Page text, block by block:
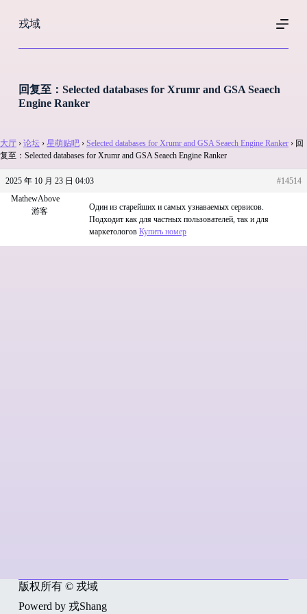
过
戎域
回复至：Selected databases for Xrumr and GSA Seaech
Engine Ranker
大厅 › 论坛 › 星萌贴吧 › Selected databases for Xrumr and GSA Seaech Engine Ranker › 回
复至：Selected databases for Xrumr and GSA Seaech Engine Ranker
2025 年 10 月 23 日 04:03
#14514
MathewAbove
游客
Один из старейших и самых узнаваемых сервисов.
Подходит как для частных пользователей, так и для
маркетологов Купить номер
版权所有 © 戎域
Powerd by 戎Shang